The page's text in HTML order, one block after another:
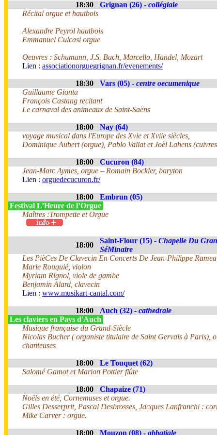
18:30 Grignan (26) - collégiale
Récital orgue et hautbois
Alexandre Peyrol hautbois
Emmanuel Culcasi orgue
Oeuvres : Schumann, J.S. Bach, Marcello, Handel, Mozart
Lien : associationorguegrignan.fr/evenements/
18:30 Vars (05) - centre oecumenique
Guillaume Gionta
François Castang recitant
Le carnaval des animeaux de Saint-Saëns
18:00
Nay (64)
voyage musical dans l'Europe des Xvie et Xviie siècles,
Dominique Aubert (orgue), Pablo Vallat et Joël Lahens
18:00
Cucuron (84)
Jean-Marc Aymes, orgue – Romain Bockler, baryton
Lien : orguedecucuron.fr/
18:00
Embrun (05)
Festival L’Heure de l’Orgue
Maîtres :Trompette et Orgue
18:00
Saint-Flour (15) - Chapelle Du
SéMinaire
Les PièCes De Clavecin En Concerts De Jean-Philippe
Marie Rouquié, violon
Myriam Rignol, viole de gambe
Benjamin Alard, clavecin
Lien : www.musikart-cantal.com/
18:00 Auch (32) - cathedrale
Les claviers en Pays d'Auch
Musique française du Grand-Siècle
Nicolas Bucher ( organiste titulaire de Saint Gervais à Paris),
chanteuses
18:00
Le Touquet (62)
Salomé Gamot et Marion Pottier flûte
18:00
Chapaize (71)
Noëls en été, Cornemuses et orgue.
Gilles Desserprit, Pascal Desbrosses, Jacques Lanfranchi :
Mike Carver : orgue.
18:00 Mouzon (08) - abbatiale